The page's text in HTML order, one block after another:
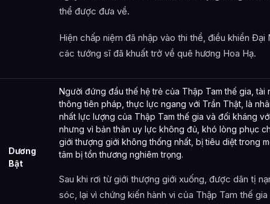
thể được đưa về.
Hiện chấp niệm đã nhập vào thi thể, điều khiển Đại
các tướng sĩ đã khuất trở về quê hương Hoa Hạ.
Dương
Bật
Người đứng đầu thế hệ trẻ của Thập Tam thế gia, tài
thông tiên pháp, thực lực ngang với Trần Thật, là
nhất lực lượng của Thập Tam thế gia và đối kháng
nhưng vì bản thân uy lực không đủ, khó lòng phục
giới thượng giới không thống nhất, bị tiêu diệt trong
tâm bị tổn thương nghiêm trọng.
Sau khi rơi từ giới thượng giới xuống, được dân tị
sóc, lại vì chứng kiến hành vi của Thập Tam thế